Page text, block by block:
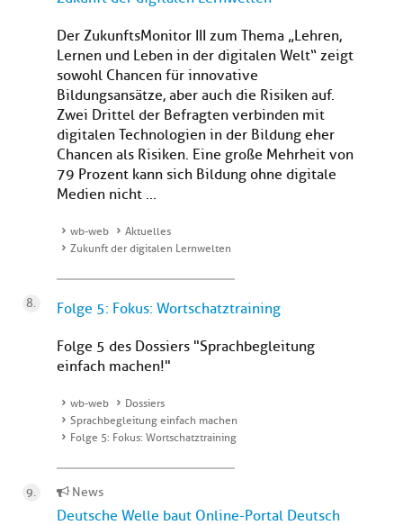
Der ZukunftsMonitor III zum Thema „Lehren,
Lernen und Leben in der digitalen Welt“ zeigt
sowohl Chancen für innovative
Bildungsansätze, aber auch die Risiken auf.
Zwei Drittel der Befragten verbinden mit
digitalen Technologien in der Bildung eher
Chancen als Risiken. Eine große Mehrheit von
79 Prozent kann sich Bildung ohne digitale
Medien nicht ...
wb-web
Aktuelles
Zukunft der digitalen Lernwelten
Folge 5: Fokus: Wortschatztraining
Folge 5 des Dossiers "Sprachbegleitung
einfach machen!"
wb-web
Dossiers
Sprachbegleitung einfach machen
Folge 5: Fokus: Wortschatztraining
News
Deutsche Welle baut Online-Portal Deutsch